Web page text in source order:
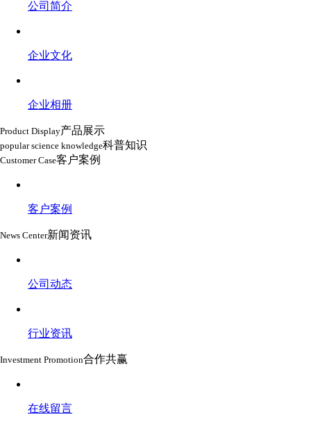
公司简介
企业文化
企业相册
Product Display产品展示
popular science knowledge科普知识
Customer Case客户案例
客户案例
News Center新闻资讯
公司动态
行业资讯
Investment Promotion合作共赢
在线留言